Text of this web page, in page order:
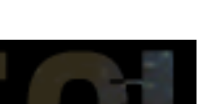
letterari e non limitarmi al fantasy.
nel 2015 mi sembra di aver letto
e davvero pochi libri "leggeri", il